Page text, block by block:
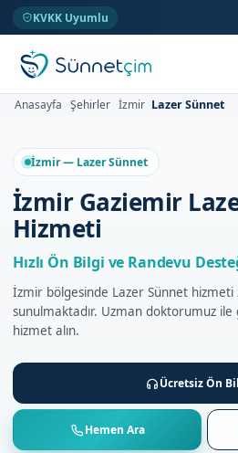
KVKK Uyumlu
Anasayfa Şehirler İzmir Lazer Sünnet
İzmir — Lazer Sünnet
İzmir Gaziemir
Hizmeti
Hızlı Ön Bilgi ve Randevu
İzmir bölgesinde Lazer Sünnet hizmeti
sunulmaktadır. Uzman doktorumuz
hizmet alın.
Ücretsiz Ön
Hemen Ara